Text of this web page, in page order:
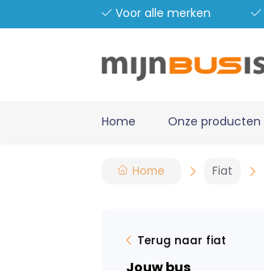
Voor alle merken
Home Onze producten
Home Fiat
Terug naar fiat